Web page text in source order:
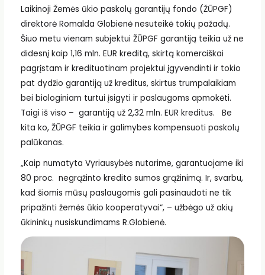
Laikinoji Žemės ūkio paskolų garantijų fondo (ŽŪPGF)
direktorė Romalda Globienė nesuteikė tokių pažadų.
Šiuo metu vienam subjektui ŽŪPGF garantiją teikia už ne
didesnį kaip 1,16 mln. EUR kreditą, skirtą komerciškai
pagrįstam ir kredituotinam projektui įgyvendinti ir tokio
pat dydžio garantiją už kreditus, skirtus trumpalaikiam
bei biologiniam turtui įsigyti ir paslaugoms apmokėti.
Taigi iš viso – garantiją už 2,32 mln. EUR kreditus. Be
kita ko, ŽŪPGF teikia ir galimybes kompensuoti paskolų
palūkanas.
„Kaip numatyta Vyriausybės nutarime, garantuojame iki
80 proc. negrąžinto kredito sumos grąžinimą. Ir, svarbu,
kad šiomis mūsų paslaugomis gali pasinaudoti ne tik
pripažinti žemės ūkio kooperatyvai“, – užbėgo už akių
ūkininkų nusiskundimams R.Globienė.